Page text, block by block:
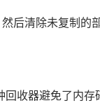
后清除未复制的
收器避免了内存